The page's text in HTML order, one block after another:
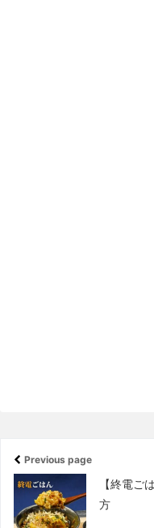
Previous page
【終電ご
方